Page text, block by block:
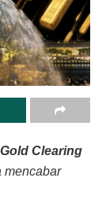
Gold Clearing
mencabar